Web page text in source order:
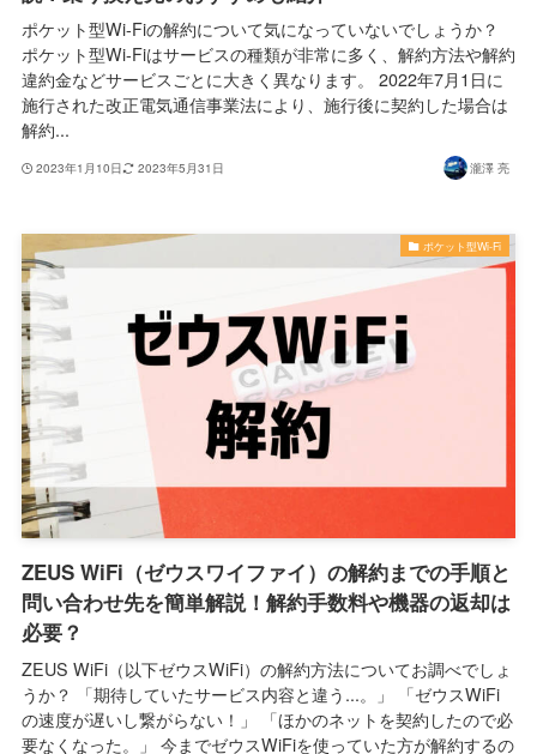
ポケット型Wi-Fiの解約について気になっていないでしょうか？
ポケット型Wi-Fiはサービスの種類が非常に多く、解約方法や解約
違約金などサービスごとに大きく異なります。 2022年7月1日に
施行された改正電気通信事業法により、施行後に契約した場合は
解約...
2023年1月10日 2023年5月31日 瀧澤 亮
ポケット型Wi-Fi
ZEUS WiFi（ゼウスワイファイ）の解約までの手順と
問い合わせ先を簡単解説！解約手数料や機器の返却は
必要？
ZEUS WiFi（以下ゼウスWiFi）の解約方法についてお調べでしょ
うか？ 「期待していたサービス内容と違う...。」 「ゼウスWiFi
の速度が遅いし繋がらない！」 「ほかのネットを契約したので必
要なくなった。」 今までゼウスWiFiを使っていた方が解約するの